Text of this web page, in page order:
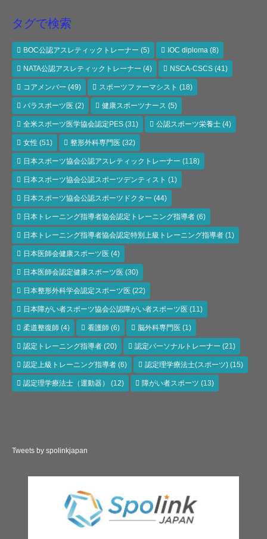
タグで検索
BOC公認アスレティックトレーナー (5) IOC diploma (8)
NATA公認アスレティックトレーナー (4) NSCA-CSCS (41)
コアメンバー (49) スポーツファーマシスト (18)
パラスポーツ医 (2) 健康スポーツナース (5)
全米スポーツ医学協会認定PES (31) 公認スポーツ栄養士 (4)
女性 (51) 整形外科専門医 (32)
日本スポーツ協会公認アスレティックトレーナー (118)
日本スポーツ協会公認スポーツデンティスト (1)
日本スポーツ協会公認スポーツドクター (44)
日本トレーニング指導者協会認定トレーニング指導者 (6)
日本トレーニング指導者協会認定特別上級トレーニング指導者 (1)
日本医師会健康スポーツ医 (4)
日本医師会認定健康スポーツ医 (30)
日本整形外科学会認定スポーツ医 (22)
日本障がい者スポーツ協会公認障がい者スポーツ医 (11)
柔道整復師 (4) 看護師 (6) 脳外科専門医 (1)
認定トレーニング指導者 (20) 認定パーソナルトレーナー (21)
認定上級トレーニング指導者 (6) 認定理学療法士(スポーツ) (15)
認定理学療法士（運動器） (12) 障がい者スポーツ (13)
Tweets by spolinkjapan